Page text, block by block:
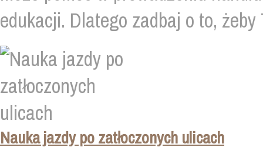
edukacji. Dlatego zadbaj o to, żeby
Nauka jazdy po zatłoczonych ulicach